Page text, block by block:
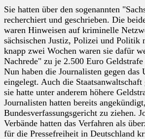
Sie hatten über den sogenannten
recherchiert und geschrieben. Die
waren Hinweisen auf kriminelle
sächsischen Justiz, Polizei und Politik
knapp zwei Wochen waren sie dafür
Nachrede" zu je 2.500 Euro
Nun haben die Journalisten gegen
eingelegt. Auch die
sie hatte unter anderem höhere
Journalisten hatten bereits
Bundesverfassungsgericht zu ziehen.
Verbände hatten das Verfahren als
für die Pressefreiheit in Deutschland